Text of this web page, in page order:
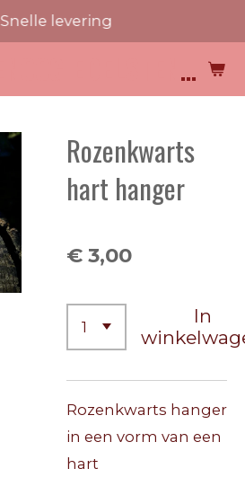
KATTENOOG EDELSTENEN
Snelle levering
Rozenkwarts
hart hanger
€ 3,00
In
Rozenkwarts hanger
in een vorm van een
hart